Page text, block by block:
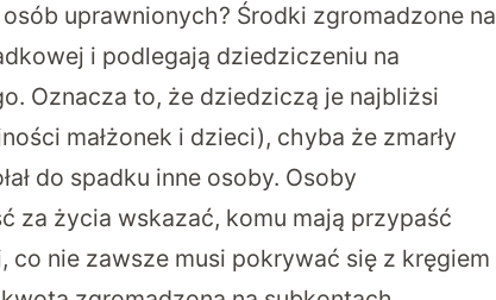
uprawnionych? Środki zgromadzone na
i podlegają dziedziczeniu na
Oznacza to, że dziedziczą je najbliżsi
małżonek i dzieci), chyba że zmarły
do spadku inne osoby. Osoby
za życia wskazać, komu mają przypaść
co nie zawsze musi pokrywać się z kręgiem